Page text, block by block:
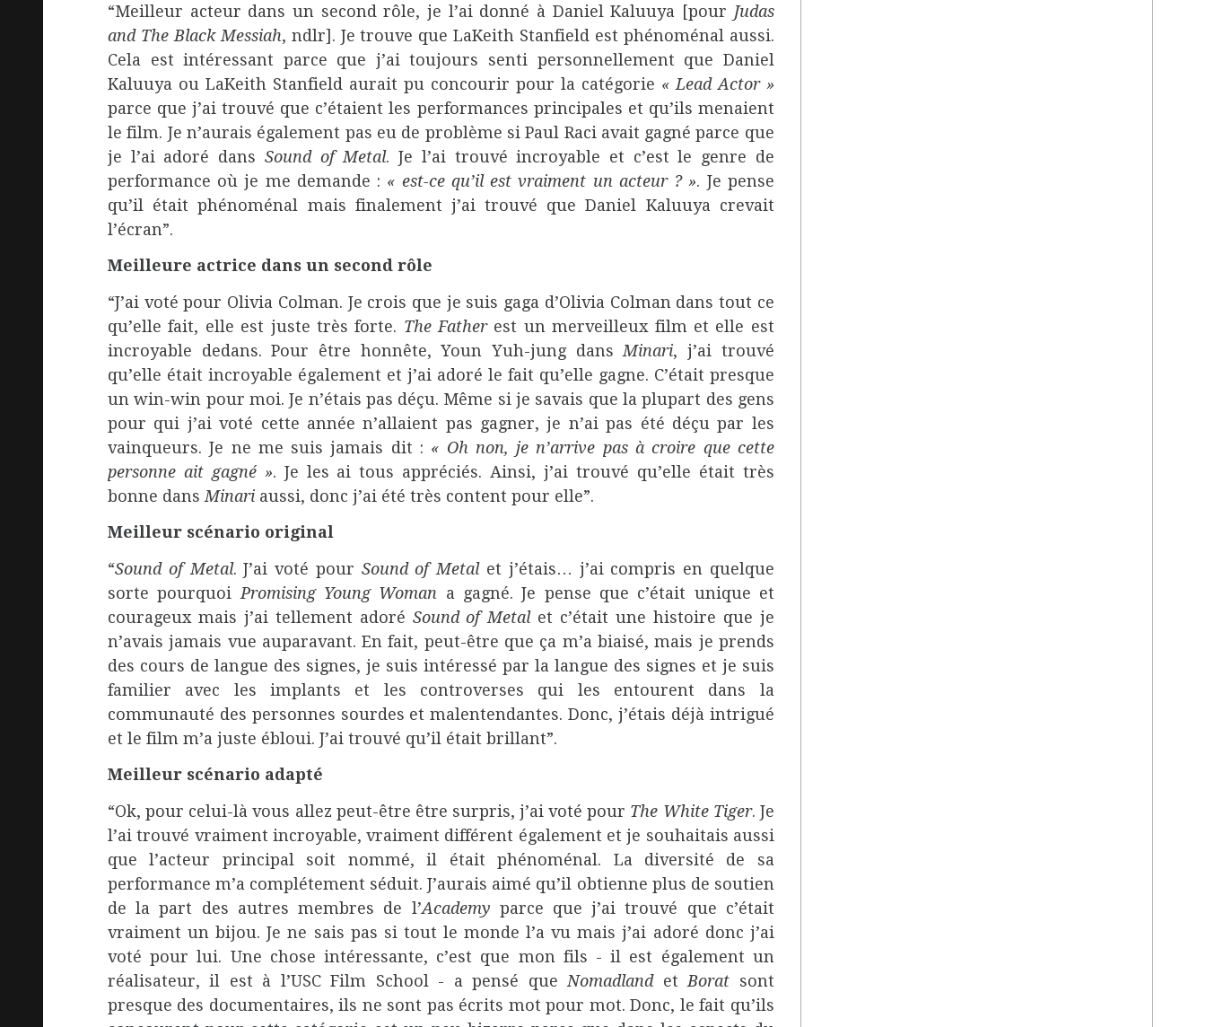
“Meilleur acteur dans un second rôle, je l’ai donné à Daniel Kaluuya [pour Judas
and The Black Messiah, ndlr]. Je trouve que LaKeith Stanfield est phénoménal aussi.
Cela est intéressant parce que j’ai toujours senti personnellement que Daniel
Kaluuya ou LaKeith Stanfield aurait pu concourir pour la catégorie « Lead Actor »
parce que j’ai trouvé que c’étaient les performances principales et qu’ils menaient
le film. Je n’aurais également pas eu de problème si Paul Raci avait gagné parce que
je l’ai adoré dans Sound of Metal. Je l’ai trouvé incroyable et c’est le genre de
performance où je me demande : « est-ce qu’il est vraiment un acteur ? ». Je pense
qu’il était phénoménal mais finalement j’ai trouvé que Daniel Kaluuya crevait
l’écran”.
Meilleure actrice dans un second rôle
“J’ai voté pour Olivia Colman. Je crois que je suis gaga d’Olivia Colman dans tout ce
qu’elle fait, elle est juste très forte. The Fatherest un merveilleux film et elle est
incroyable dedans. Pour être honnête, Youn Yuh-jung dans Minari, j’ai trouvé
qu’elle était incroyable également et j’ai adoré le fait qu’elle gagne. C’était presque
un win-win pour moi. Je n’étais pas déçu. Même si je savais que la plupart des gens
pour qui j’ai voté cette année n’allaient pas gagner, je n’ai pas été déçu par les
vainqueurs. Je ne me suis jamais dit : « Oh non, je n’arrive pas à croire que cette
personne ait gagné ». Je les ai tous appréciés. Ainsi, j’ai trouvé qu’elle était très
bonne dans Minari aussi, donc j’ai été très content pour elle”.
Meilleur scénario original
“Sound of Metal. J’ai voté pour Sound of Metalet j’étais… j’ai compris en quelque
sorte pourquoi Promising Young Woman a gagné. Je pense que c’était unique et
courageux mais j’ai tellement adoré Sound of Metalet c’était une histoire que je
n’avais jamais vue auparavant. En fait, peut-être que ça m’a biaisé, mais je prends
des cours de langue des signes, je suis intéressé par la langue des signes et je suis
familier avec les implants et les controverses qui les entourent dans la
communauté des personnes sourdes et malentendantes. Donc, j’étais déjà intrigué
et le film m’a juste ébloui. J’ai trouvé qu’il était brillant”.
Meilleur scénario adapté
“Ok, pour celui-là vous allez peut-être être surpris, j’ai voté pour The White Tiger. Je
l’ai trouvé vraiment incroyable, vraiment différent également et je souhaitais aussi
que l’acteur principal soit nommé, il était phénoménal. La diversité de sa
performance m’a complétement séduit. J’aurais aimé qu’il obtienne plus de soutien
de la part des autres membres de l’Academy parce que j’ai trouvé que c’était
vraiment un bijou. Je ne sais pas si tout le monde l’a vu mais j’ai adoré donc j’ai
voté pour lui. Une chose intéressante, c’est que mon fils - il est également un
réalisateur, il est à l’USC Film School - a pensé que Nomadlandet Borat sont
presque des documentaires, ils ne sont pas écrits mot pour mot. Donc, le fait qu’ils